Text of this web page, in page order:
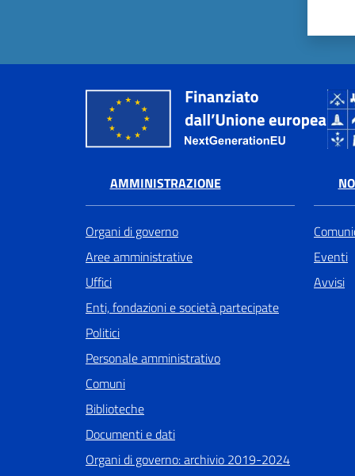
AMMINISTRAZIONE
Organi di governo
Aree amministrative
Uffici
Enti, fondazioni e società partecipate
Politici
Personale amministrativo
Comuni
Biblioteche
Documenti e dati
Organi di governo: archivio 2019-2024
Eventi
Avvisi